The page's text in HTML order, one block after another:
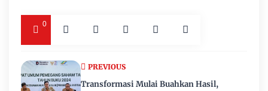
0
PREVIOUS
Transformasi Mulai Buahkan Hasil,